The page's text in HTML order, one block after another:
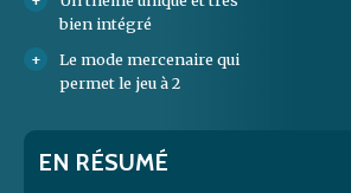
bien intégré
Le mode mercenaire qui
permet le jeu à 2
EN RÉSUMÉ